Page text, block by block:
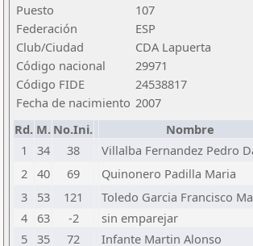
Puesto
107
Federación
ESP
Club/Ciudad
CDA Lapuerta
Código nacional
29971
Código FIDE
24538817
Fecha de nacimiento 2007
Rd. M. No.Ini. Nombre
1
34 38 Villalba Fernandez Pedro
2 40 69 Quinonero Padilla Maria
3
53 121 Toledo Garcia Francisco
4 63 -2 sin emparejar
5 35 72 Infante Martin Alonso